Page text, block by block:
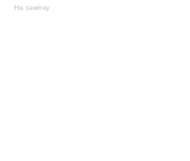
На замітку